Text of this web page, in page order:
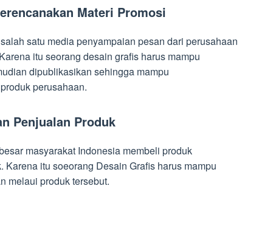
Materi Promosi
satu media penyampaian pesan dari perusahaan
itu seorang desain grafis harus mampu
dipublikasikan sehingga mampu
perusahaan.
Penjualan Produk
masyarakat Indonesia membeli produk
itu soeorang Desain Grafis harus mampu
melaui produk tersebut.